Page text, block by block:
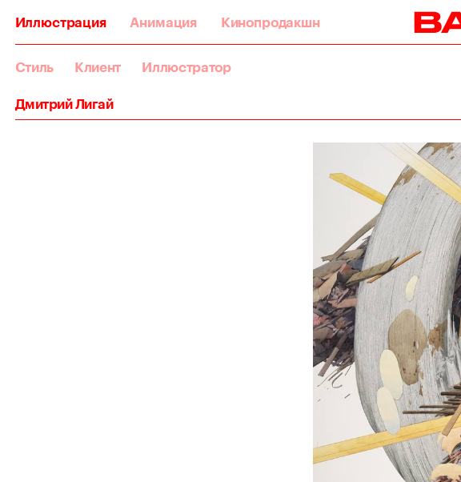
Иллюстрация Анимация Кинопродакшн
Стиль Клиент Иллюстратор
Дмитрий Лигай